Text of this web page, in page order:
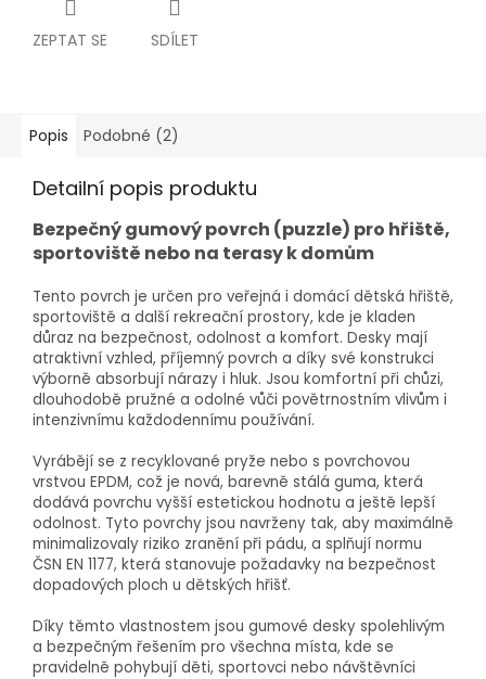
ZEPTAT SE SDÍLET
Popis Podobné (2)
Detailní popis produktu
Bezpečný gumový povrch (puzzle) pro hřiště,
sportoviště nebo na terasy k domům
Tento povrch je určen pro veřejná i domácí dětská hřiště,
sportoviště a další rekreační prostory, kde je kladen
důraz na bezpečnost, odolnost a komfort. Desky mají
atraktivní vzhled, příjemný povrch a díky své konstrukci
výborně absorbují nárazy i hluk. Jsou komfortní při chůzi,
dlouhodobě pružné a odolné vůči povětrnostním vlivům i
intenzivnímu každodennímu používání.
Vyrábějí se z recyklované pryže nebo s povrchovou
vrstvou EPDM, což je nová, barevně stálá guma, která
dodává povrchu vyšší estetickou hodnotu a ještě lepší
odolnost. Tyto povrchy jsou navrženy tak, aby maximálně
minimalizovaly riziko zranění při pádu, a splňují normu
ČSN EN 1177, která stanovuje požadavky na bezpečnost
dopadových ploch u dětských hřišť.
Díky těmto vlastnostem jsou gumové desky spolehlivým
a bezpečným řešením pro všechna místa, kde se
pravidelně pohybují děti, sportovci nebo návštěvníci